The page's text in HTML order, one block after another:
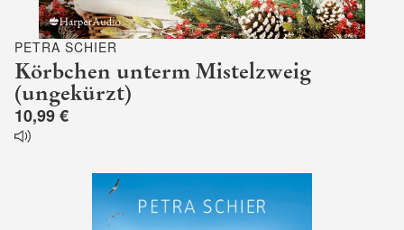
PETRA SCHIER
Körbchen unterm Mistelzweig
(ungekürzt)
10,99 €